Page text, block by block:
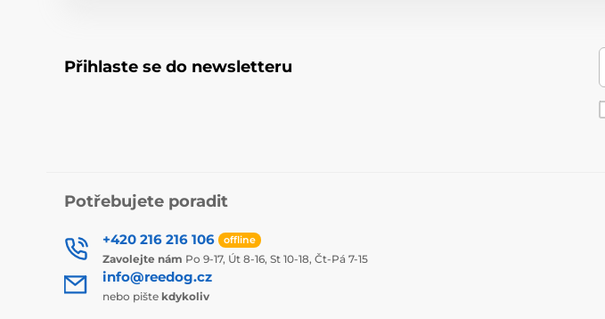
Přihlaste se do newsletteru
Potřebujete poradit
+420 216 216 106 offline
Zavolejte nám Po 9-17, Út 8-16, St 10-18, Čt-Pá 7-15
info@reedog.cz
nebo pište kdykoliv